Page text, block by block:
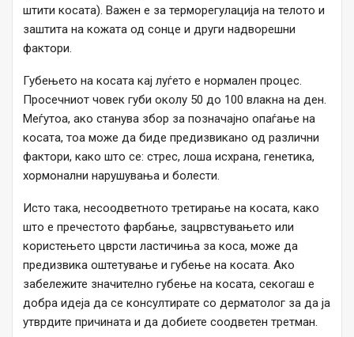
штити косата). Важен е за терморегулација на телото и
заштита на кожата од сонце и други надворешни
фактори.
Губењето на косата кај луѓето е нормален процес.
Просечниот човек губи околу 50 до 100 влакна на ден.
Меѓутоа, ако станува збор за позначајно опаѓање на
косата, тоа може да биде предизвикано од различни
фактори, како што се: стрес, лоша исхрана, генетика,
хормонални нарушувања и болести.
Исто така, несоодветното третирање на косата, како
што е пречестото фарбање, зацрвстувањето или
користењето цврсти ластичиња за коса, може да
предизвика оштетување и губење на косата. Ако
забележите значително губење на косата, секогаш е
добра идеја да се консултирате со дерматолог за да ја
утврдите причината и да добиете соодветен третман.